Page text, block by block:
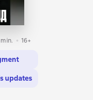
16+
updates